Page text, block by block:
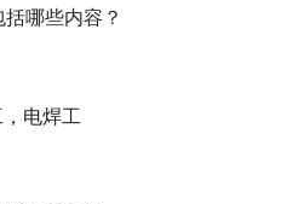
哪些内容？
电焊工